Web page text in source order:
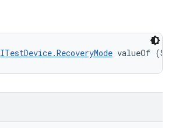
ITestDevice.RecoveryMode valueOf